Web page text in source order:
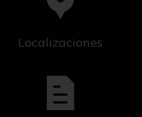
Localizaciones